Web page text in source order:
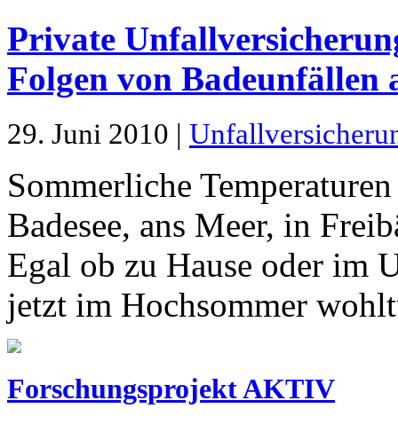
Private
Folgen von Badeunfällen
29. Juni 2010 |
Sommerliche
Badesee, ans Meer, in
Egal ob zu Hause oder im
jetzt im Hochsommer
Forschungsprojekt AKTIV